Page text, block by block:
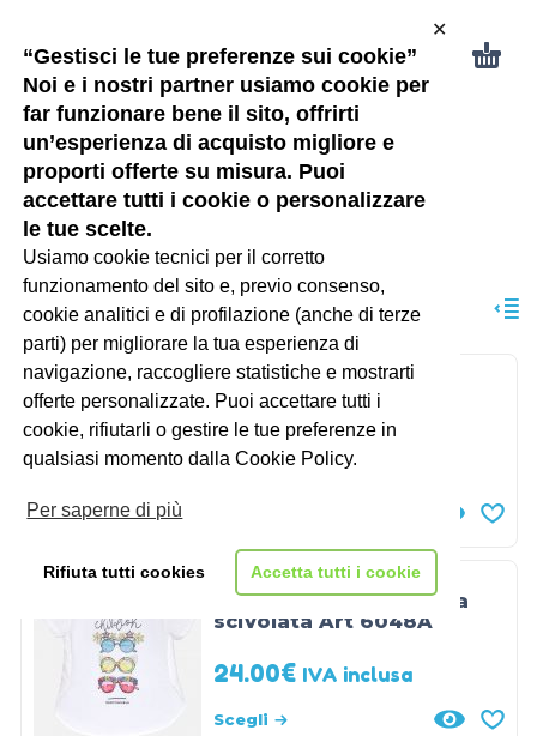
“Gestisci le tue preferenze sui cookie”
Noi e i nostri partner usiamo cookie per
far funzionare bene il sito, offrirti
un’esperienza di acquisto migliore e
proporti offerte su misura. Puoi
accettare tutti i cookie o personalizzare
le tue scelte.
Usiamo cookie tecnici per il corretto
funzionamento del sito e, previo consenso,
cookie analitici e di profilazione (anche di terze
parti) per migliorare la tua esperienza di
navigazione, raccogliere statistiche e mostrarti
offerte personalizzate. Puoi accettare tutti i
cookie, rifiutarli o gestire le tue preferenze in
qualsiasi momento dalla Cookie Policy.
Per saperne di più
Rifiuta tutti cookies Accetta tutti i cookie
✕
Ragazzi
RAGAZZI PAGINA 5
ORDINAMENTO PREDEFINITO
Vestito stampato fiori
72.95€ IVA inclusa
Maglietta manica corta
scivolata Art 6048A
24.00€ IVA inclusa
Scegli